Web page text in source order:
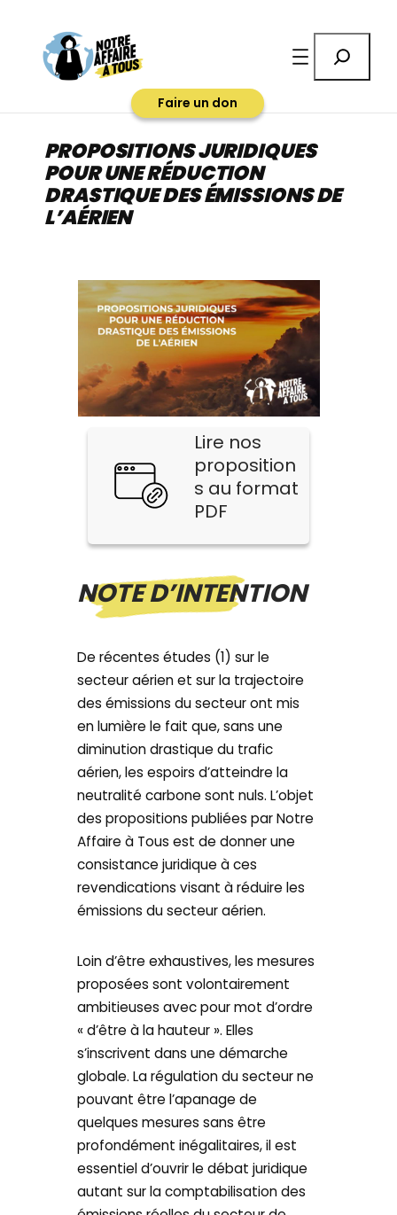
contenu
Faire un don
PROPOSITIONS JURIDIQUES
POUR UNE RÉDUCTION
DRASTIQUE DES ÉMISSIONS DE
L’AÉRIEN
Lire nos
proposition
s au format
PDF
NOTE D’INTENTION
De récentes études (1) sur le
secteur aérien et sur la trajectoire
des émissions du secteur ont mis
en lumière le fait que, sans une
diminution drastique du trafic
aérien, les espoirs d’atteindre la
neutralité carbone sont nuls. L’objet
des propositions publiées par Notre
Affaire à Tous est de donner une
consistance juridique à ces
revendications visant à réduire les
émissions du secteur aérien.
Loin d’être exhaustives, les mesures
proposées sont volontairement
ambitieuses avec pour mot d’ordre
« d’être à la hauteur ». Elles
s’inscrivent dans une démarche
globale. La régulation du secteur ne
pouvant être l’apanage de
quelques mesures sans être
profondément inégalitaires, il est
essentiel d’ouvrir le débat juridique
autant sur la comptabilisation des